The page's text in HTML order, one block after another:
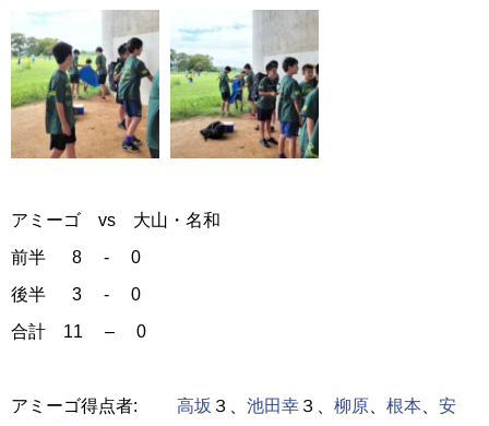
アミーゴ vs 大山・名和
前半 8 - 0
後半 3 - 0
合計 11 – 0
アミーゴ得点者: 高坂 ３、 池田幸 ３、 柳原 根本
安